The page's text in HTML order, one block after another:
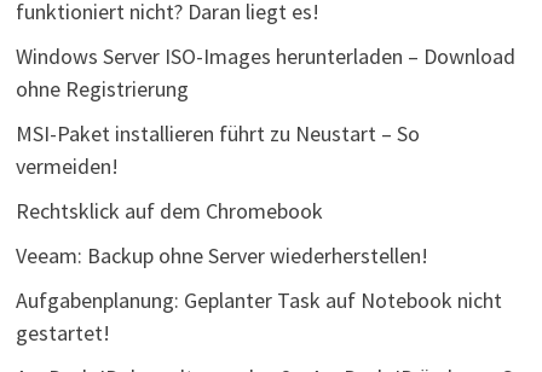
funktioniert nicht? Daran liegt es!
Windows Server ISO-Images herunterladen – Download
ohne Registrierung
MSI-Paket installieren führt zu Neustart – So
vermeiden!
Rechtsklick auf dem Chromebook
Veeam: Backup ohne Server wiederherstellen!
Aufgabenplanung: Geplanter Task auf Notebook nicht
gestartet!